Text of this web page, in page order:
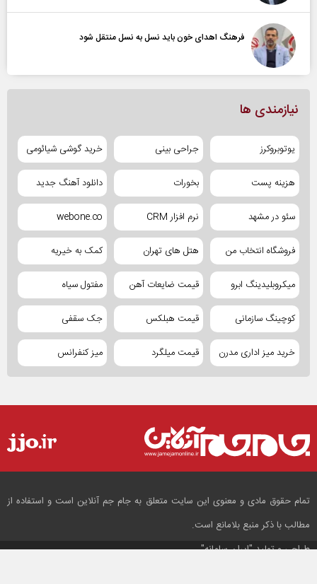
فرهنگ اهدای خون باید نسل به نسل منتقل شود
نیازمندی ها
یوتوبروکرز جراحی بینی خرید گوشی شیائومی
هزینه پست بخورات دانلود آهنگ جدید
سئو در مشهد نرم افزار CRM webone.co
فروشگاه انتخاب من هتل های تهران کمک به خیریه
میکروبلیدینگ ابرو قیمت ضایعات آهن مفتول سیاه
کوچینگ سازمانی قیمت هبلکس جک سقفی
خرید میز اداری مدرن قیمت میلگرد میز کنفرانس
تمام حقوق مادی و معنوی این سایت متعلق به جام جم آنلاین است و استفاده از
مطالب با ذکر منبع بلامانع است.
طراحی و تولید"ایران سامانه"